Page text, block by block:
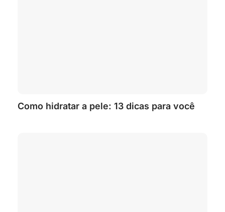
Como hidratar a pele: 13 dicas para você